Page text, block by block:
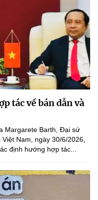
tác về bán dẫn và
Margarete Barth, Đại sứ
Nam, ngày 30/6/2026,
định hướng hợp tác...